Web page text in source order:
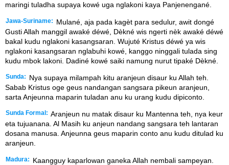
maringi tuladha supaya kowé uga nglakoni kaya Panjenengané.
Jawa-Suriname:
Mulané, aja pada kagèt para sedulur, awit dongé
Gusti Allah manggil awaké déwé, Dèkné wis ngerti nèk awaké déwé
bakal kudu nglakoni kasangsaran. Wujuté Kristus déwé ya wis
nglakoni kasangsaran nglabuhi kowé, kanggo ninggali tulada sing
kudu mbok lakoni. Dadiné kowé saiki namung nurut tipaké Dèkné.
Sunda:
Nya supaya milampah kitu aranjeun disaur ku Allah teh.
Sabab Kristus oge geus nandangan sangsara pikeun aranjeun,
sarta Anjeunna maparin tuladan anu ku urang kudu dipiconto.
Sunda Formal: Aranjeun nu matak disaur ku Mantenna teh, nya keur
eta tujuanana. Al Masih ku anjeun nandang sangsara teh lantaran
dosana manusa. Anjeunna geus maparin conto anu kudu ditulad ku
aranjeun.
Madura:
Kaangguy kaparlowan ganeka Allah nembali sampeyan.